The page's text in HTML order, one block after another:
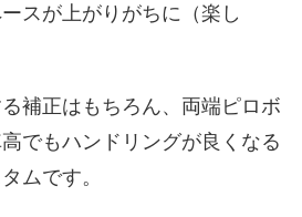
スが上がりがちに（楽し
補正はもちろん、両端ピロボ
でもハンドリングが良くなる
ムです。